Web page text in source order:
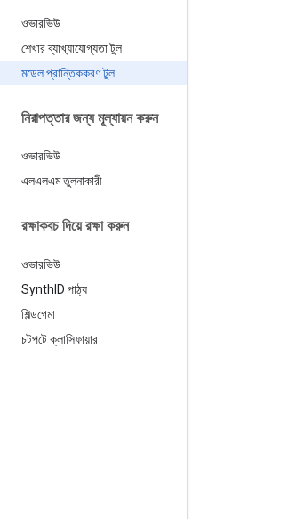
ওভারভিউ
শেখার ব্যাখ্যাযোগ্যতা টুল
মডেল প্রান্তিককরণ টুল
নিরাপত্তার জন্য মূল্যায়ন করুন
ওভারভিউ
এলএলএম তুলনাকারী
রক্ষাকবচ দিয়ে রক্ষা করুন
ওভারভিউ
SynthID পাঠ্য
শিল্ডগেমা
চটপটে ক্লাসিফায়ার